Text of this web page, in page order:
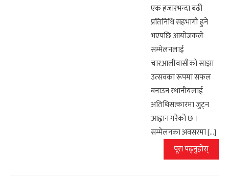
एक हजारभन्दा बढी
प्रतिनिधि सहभागी हुने
भएपछि आयोजकले
सम्मेलनलाई
चारआलीवासीको साझा
उत्सवका रूपमा सफल
बनाउन स्थानीयलाई
अतिथिसत्कारमा जुट्न
आह्वान गरेको छ ।
सम्मेलनका अवसरमा […]
पूरा पढ्नुहोस्